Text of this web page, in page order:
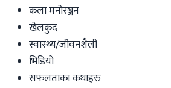
कला मनोरञ्जन
खेलकुद
स्वास्थ्य/जीवनशैली
भिडियो
सफलताका कथाहरु